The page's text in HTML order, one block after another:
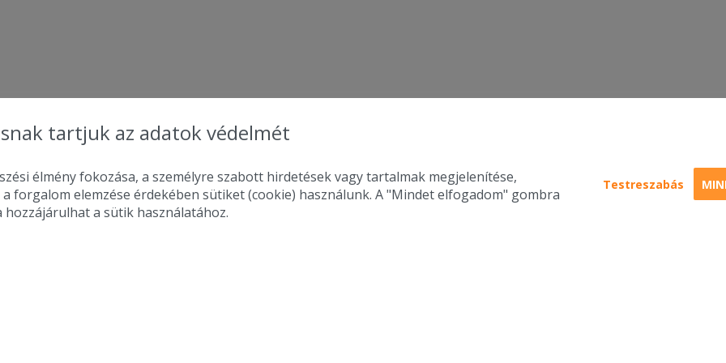
tartjuk az adatok védelmét
élmény fokozása, a személyre szabott hirdetések vagy tartalmak megjelenítése,
forgalom elemzése érdekében sütiket (cookie) használunk. A "Mindet elfogadom" gombra
a sütik használatához.
Testreszabás